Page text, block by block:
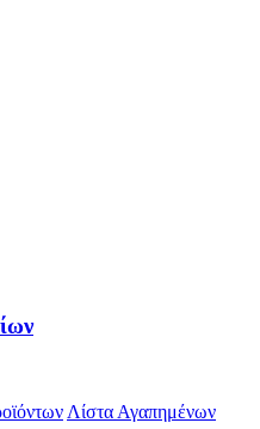
Λίστα Αγαπημένων